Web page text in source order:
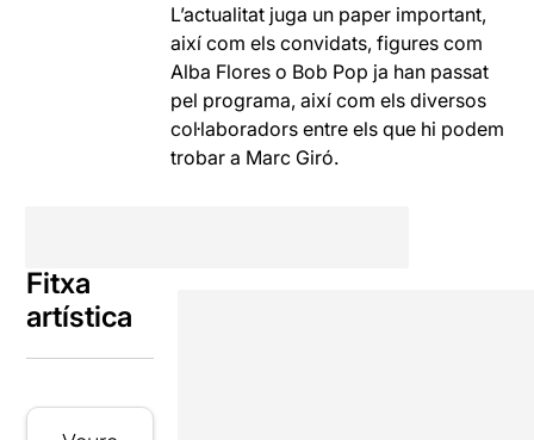
L’actualitat juga un paper important,
així com els convidats, figures com
Alba Flores o Bob Pop ja han passat
pel programa, així com els diversos
col·laboradors entre els que hi podem
trobar a Marc Giró.
Fitxa
artística